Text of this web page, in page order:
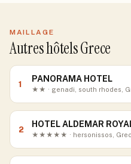
MAILLAGE
Autres hôtels Grece
1
PANORAMA HOTEL
★★ · genadi, south rhodes,
2
HOTEL ALDEMAR
★★★★★ · hersonissos,